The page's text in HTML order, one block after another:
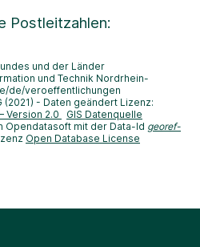
Postleitzahlen:
und der Länder
und Technik Nordrhein-
de/veroeffentlichungen
(2021) - Daten geändert Lizenz:
Version 2.0
GIS Datenquelle
Opendatasoft mit der Data-Id georef-
Open Database License